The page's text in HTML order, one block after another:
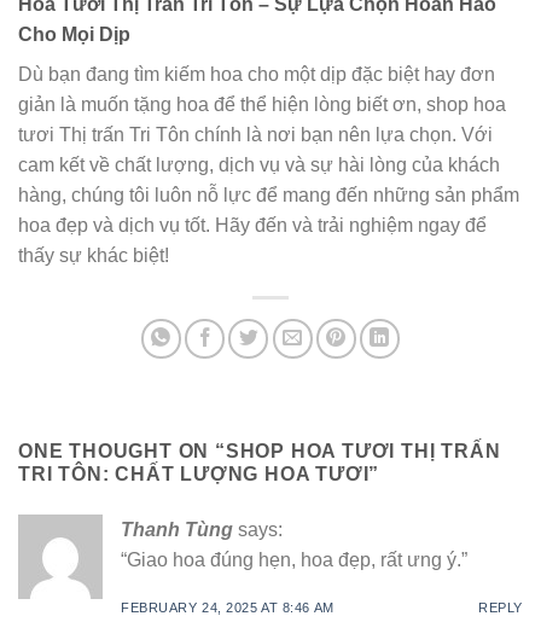
Hoa Tươi Thị Trấn Tri Tôn – Sự Lựa Chọn Hoàn Hảo
Cho Mọi Dịp
Dù bạn đang tìm kiếm hoa cho một dịp đặc biệt hay đơn
giản là muốn tặng hoa để thể hiện lòng biết ơn, shop hoa
tươi Thị trấn Tri Tôn chính là nơi bạn nên lựa chọn. Với
cam kết về chất lượng, dịch vụ và sự hài lòng của khách
hàng, chúng tôi luôn nỗ lực để mang đến những sản phẩm
hoa đẹp và dịch vụ tốt. Hãy đến và trải nghiệm ngay để
thấy sự khác biệt!
ONE THOUGHT ON “SHOP HOA TƯƠI THỊ TRẤN
TRI TÔN: CHẤT LƯỢNG HOA TƯƠI ”
Thanh Tùng says:
“Giao hoa đúng hẹn, hoa đẹp, rất ưng ý.”
FEBRUARY 24, 2025 AT 8:46 AM REPLY